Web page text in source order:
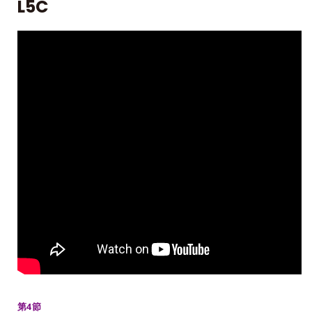
L5C
第4節